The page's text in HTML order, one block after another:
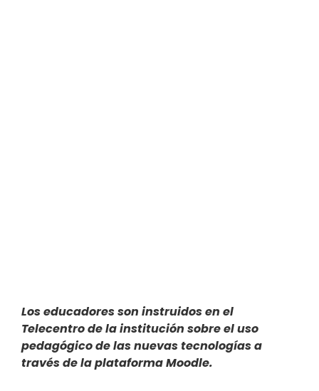
Los educadores son instruidos en el
Telecentro de la institución sobre el uso
pedagógico de las nuevas tecnologías a
través de la plataforma Moodle.